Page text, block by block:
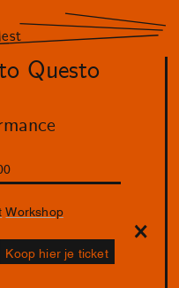
Questo
Workshop
Koop hier je ticket